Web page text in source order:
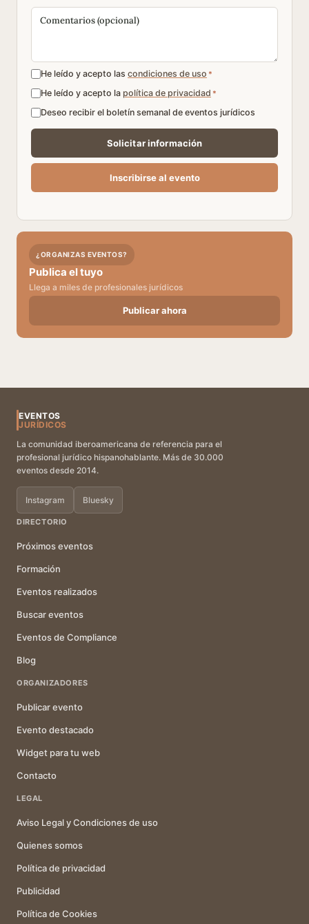
He leído y acepto las condiciones de uso *
He leído y acepto la política de privacidad *
Deseo recibir el boletín semanal de eventos jurídicos
¿ORGANIZAS EVENTOS?
Publica el tuyo
Llega a miles de profesionales jurídicos
Publicar ahora
EVENTOS
JURÍDICOS
La comunidad iberoamericana de referencia para el
profesional jurídico hispanohablante. Más de 30.000
eventos desde 2014.
Instagram Bluesky
DIRECTORIO
Próximos eventos
Formación
Eventos realizados
Buscar eventos
Eventos de Compliance
Blog
ORGANIZADORES
Publicar evento
Evento destacado
Widget para tu web
Contacto
LEGAL
Aviso Legal y Condiciones de uso
Quienes somos
Política de privacidad
Publicidad
Política de Cookies